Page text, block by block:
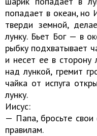
попадает в океан, но
тверди земной,
лунку. Бьет Бог — в
рыбку подхватывает
и несет ее в сторону
над лункой, гремит
чайка от испуга
лунку.
Иисус:
— Папа, бросьте свои
правилам.